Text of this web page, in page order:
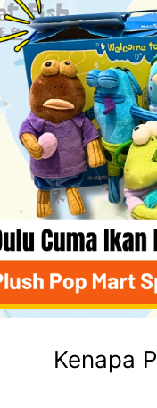
Kenapa